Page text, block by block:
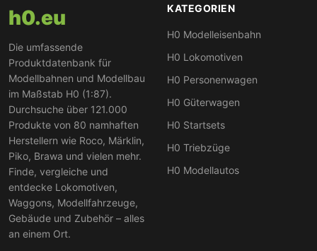
h0.eu
Die umfassende
Produktdatenbank für
Modellbahnen und Modellbau
im Maßstab H0 (1:87).
Durchsuche über 121.000
Produkte von 80 namhaften
Herstellern wie Roco, Märklin,
Piko, Brawa und vielen mehr.
Finde, vergleiche und
entdecke Lokomotiven,
Waggons, Modellfahrzeuge,
Gebäude und Zubehör – alles
an einem Ort.
KATEGORIEN
H0 Modelleisenbahn
H0 Lokomotiven
H0 Personenwagen
H0 Güterwagen
H0 Startsets
H0 Triebzüge
H0 Modellautos